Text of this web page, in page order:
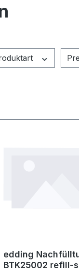
edding
BTK25002 refill-